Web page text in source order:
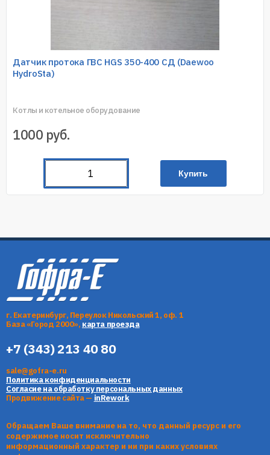
Датчик протока ГВС HGS 350-400 СД (Daewoo
HydroSta)
Котлы и котельное оборудование
1000 руб.
Купить
г. Екатеринбург, Переулок Никольский 1, оф. 1
База «Город 2000», карта проезда
+7 (343) 213 40 80
sale@gofra-e.ru
Политика конфиденциальности
Согласие на обработку персональных данных
Продвижение сайта — inRework
Обращаем Ваше внимание на то, что данный ресурс и его
содержимое носит исключительно
информационный характер и ни при каких условиях